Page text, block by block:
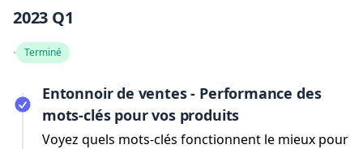
2023 Q1
· Terminé
Entonnoir de ventes - Performance des
mots-clés pour vos produits
Voyez quels mots-clés fonctionnent le mieux pour